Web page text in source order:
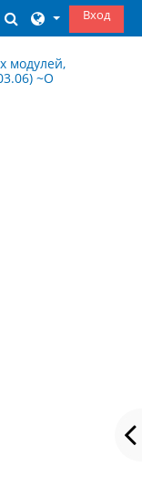
ИзменитьВход
модулей,
~О